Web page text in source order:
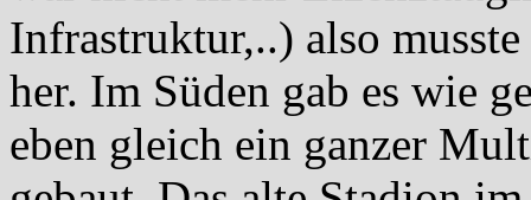
Infrastruktur,..) also
her. Im Süden gab es wie
eben gleich ein ganzer